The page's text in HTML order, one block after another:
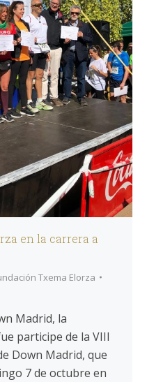
en la carrera a
Txema Elorza
Madrid, la
participe de la VIII
Down Madrid, que
7 de octubre en